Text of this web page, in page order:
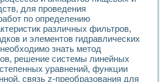
практикумы по электротехнике в среде
в рамках национального проекта
эффективности решателей
LabVIEW лабораторных практикумов
качества образования и
лабораторного практикума по
виртуальной лаборатории по электротехнике
для проведения
по определению
различных фильтров,
и элементов гидравлических
знать метод
решение системы линейных
уравнений, функции
связь z-преобразования для